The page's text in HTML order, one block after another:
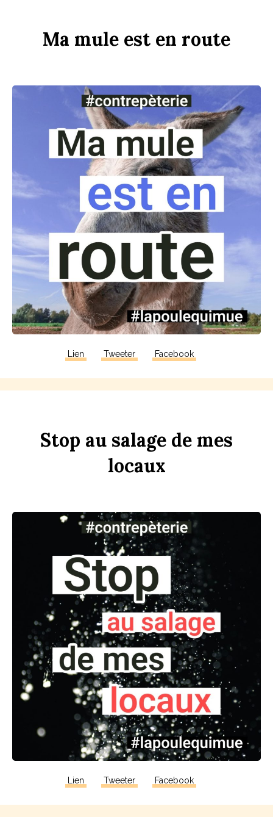
Ma mule est en route
Lien Tweeter Facebook
Stop au salage de mes
locaux
Lien Tweeter Facebook